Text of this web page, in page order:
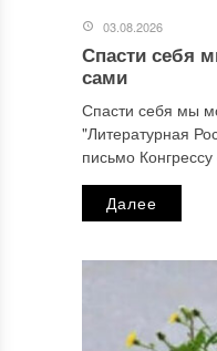
03.08.2026
Спасти себя
сами
Спасти себя мы
"Литературная
письмо
Далее